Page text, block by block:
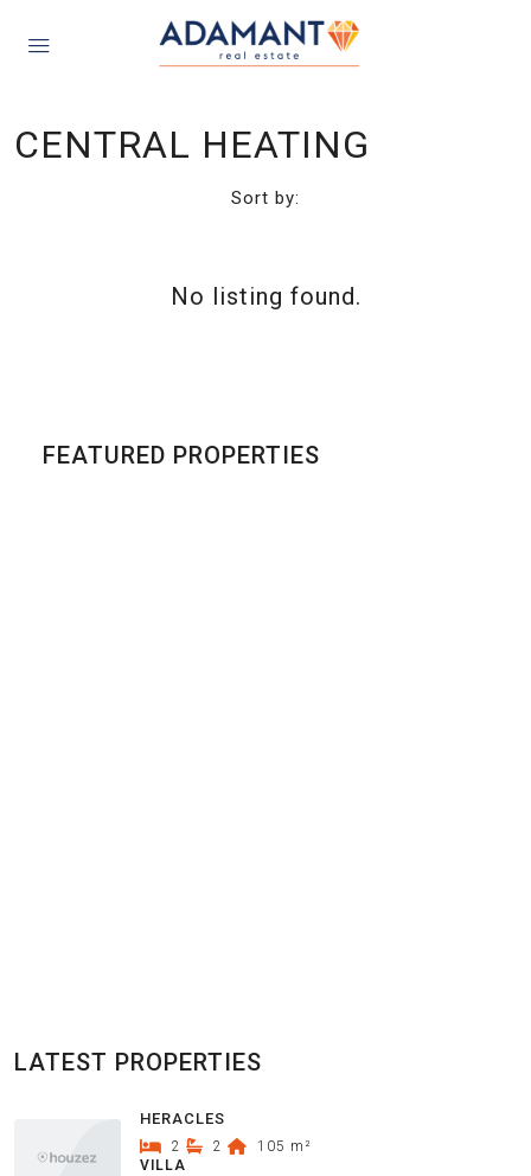
CENTRAL HEATING
Sort by:
No listing found.
FEATURED PROPERTIES
LATEST PROPERTIES
HERACLES
2 2 105 m²
VILLA